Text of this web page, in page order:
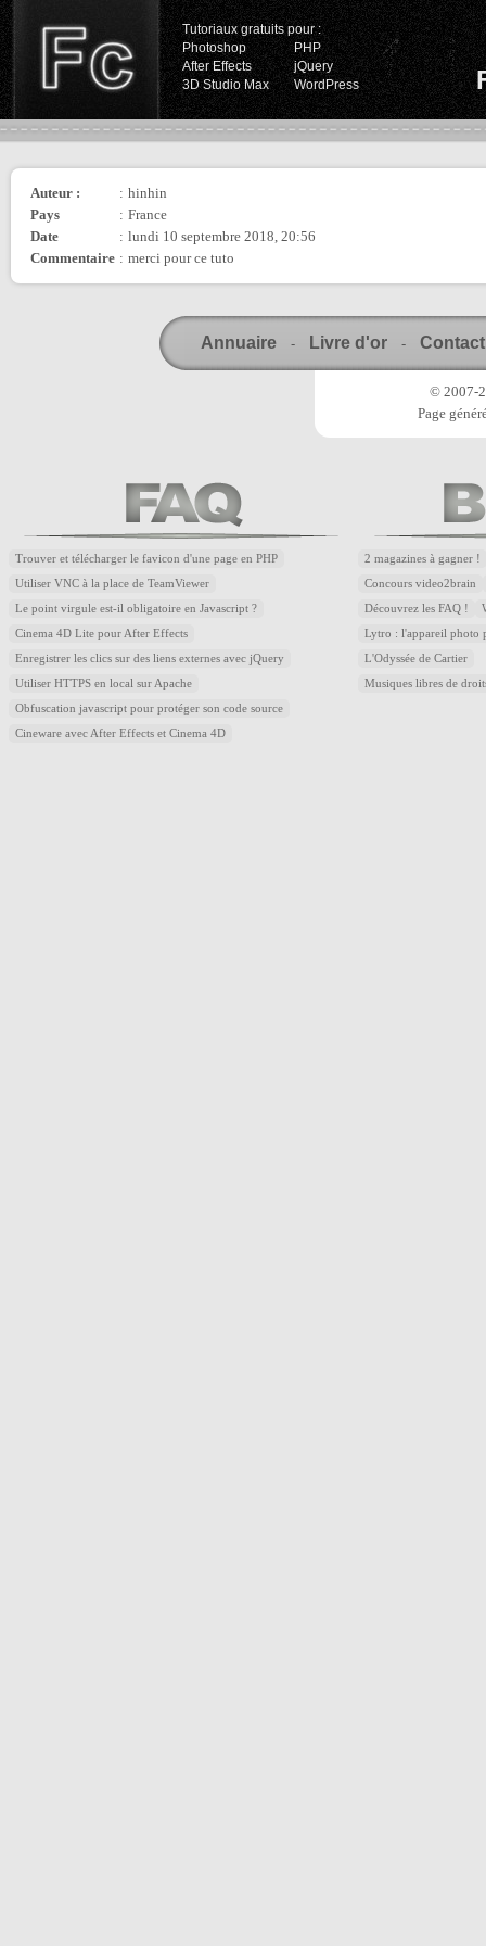
Tutoriaux gratuits pour :
Photoshop
PHP
After Effects
jQuery
3D Studio Max
WordPress
Auteur : : hinhin
Pays
: France
Date
: lundi 10 septembre 2018, 20:56
Commentaire : merci pour ce tuto
Annuaire - Livre d'or - Contact
© 2007-
Page
Trouver et télécharger le favicon d'une page en PHP
Utiliser VNC à la place de TeamViewer
Le point virgule est-il obligatoire en Javascript ?
Cinema 4D Lite pour After Effects
Enregistrer les clics sur des liens externes avec jQuery
Utiliser HTTPS en local sur Apache
Obfuscation javascript pour protéger son code source
Cineware avec After Effects et Cinema 4D
2 magazines à gagner !
Concours video2brain
Découvrez les FAQ !
Lytro : l'appareil photo
L'Odyssée de Cartier
Musiques libres de